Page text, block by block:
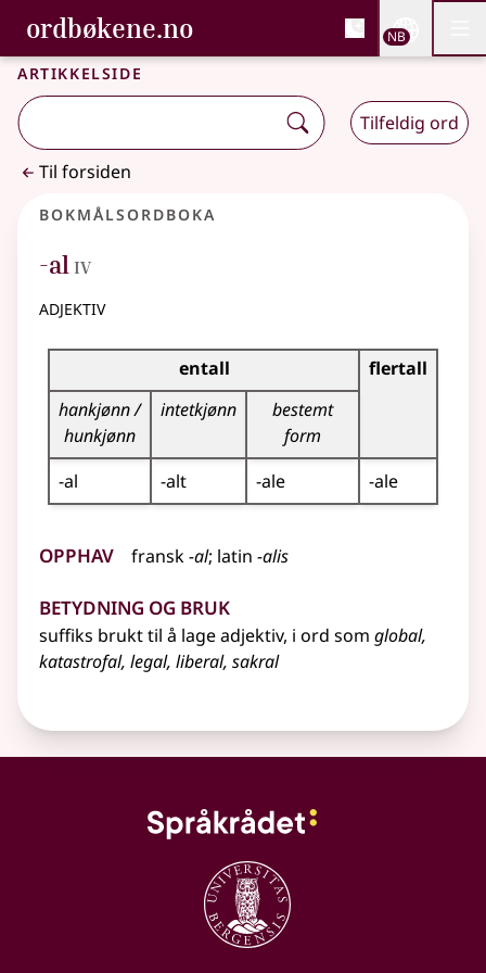
Gå til hovedinnhold
Tilgjengelighet
ordbøkene.no, Bokmålsordboka og
Bokmålsordboka og Nynorskordboka
NB
Artikkelside
Tilfeldig ord
Til forsiden
Bokmålsordboka
-al 4
IV
adjektiv
Bøyingstabell for dette adjektivet
entall
flertall
hankjønn /
hunkjønn
intetkjønn
bestemt
form
-al
-alt -ale -ale
Opphav fransk-al; latin -alis
Betydning og bruk
suffiks brukt til å lageadjektiv, i ord som global,
katastrofal, legal, liberal, sakral